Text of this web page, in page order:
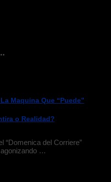
Maquina Que “Puede”
o Realidad?
“Domenica del Corriere”
…